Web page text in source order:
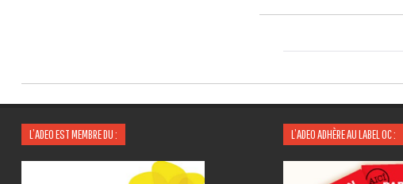
L’ADEO EST MEMBRE DU : L’ADEO ADHÈRE AU LABEL OC :